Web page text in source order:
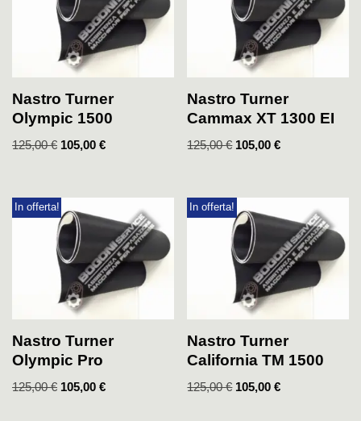
Nastro Turner
Olympic 1500
125,00€ 105,00 €
Nastro Turner
Cammax XT 1300 EI
125,00€ 105,00€
In offerta!
Nastro Turner
Olympic Pro
125,00€ 105,00 €
In offerta!
Nastro Turner
California TM 1500
125,00€ 105,00€